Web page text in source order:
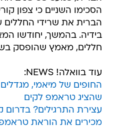
הסכימו השניים כי צפון
הברית את שרידי החללים
בידיה. בהמשך, יחודשו
חללים, מאמץ שהופסק בשנת
עוד בוואלה! NEWS:
החופים של מיאמי,
שהציג טראמפ לקים
עצירת התרגילים?
מכירים את הוראת